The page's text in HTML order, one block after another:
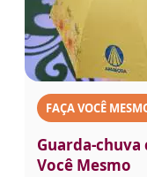
FAÇA VOCÊ
Guarda-chuva
Você Mesmo